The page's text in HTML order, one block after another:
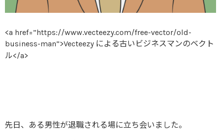
<a href=”https://www.vecteezy.com/free-vector/old-
business-man”>Vecteezy による古いビジネスマンのベクト
ル</a>
先日、ある男性が退職される場に立ち会いました。